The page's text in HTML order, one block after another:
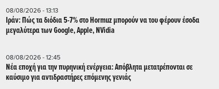
08/08/2026 - 13:13
Ιράν: Πώς τα διόδια 5-7% στο Hormuz μπορούν να του φέρουν έσοδα
μεγαλύτερα των Google, Apple, NVidia
08/08/2026 - 12:45
Νέα εποχή για την πυρηνική ενέργεια: Απόβλητα μετατρέπονται σε
καύσιμο για αντιδραστήρες επόμενης γενιάς